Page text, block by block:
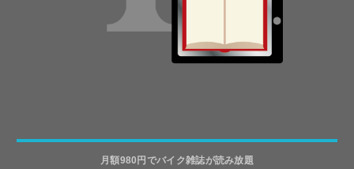
月額980円でバイク雑誌が読み放題